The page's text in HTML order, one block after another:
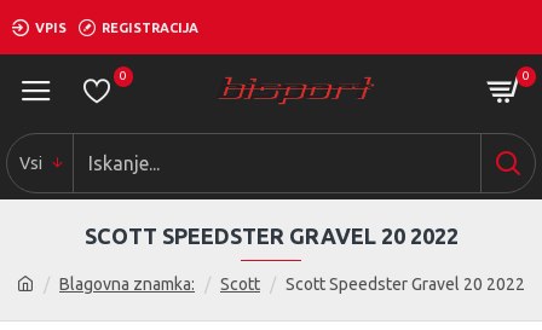
VPIS REGISTRACIJA
0 0
Vsi
Blagovna znamka: Scott Scott Speedster Gravel 20 2022
SCOTT SPEEDSTER GRAVEL 20 2022